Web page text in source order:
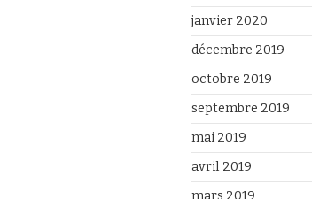
janvier 2020
décembre 2019
octobre 2019
septembre 2019
mai 2019
avril 2019
mars 2019